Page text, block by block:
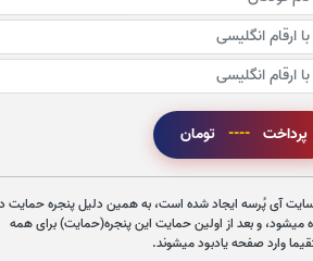
پرداخت ---- تومان
آی پُرسه ایجاد شده است، به همین دلیل پنجره حمایت
میشود، و بعد از اولین حمایت این پنجره(حمایت) برای همه
وارد صفحه یادبود میشوند.
وفات : 1395/08/14